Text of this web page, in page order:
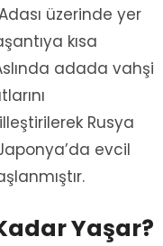
üzerinde yer
kısa
adada vahşi
Rusya
evcil
Yaşar?